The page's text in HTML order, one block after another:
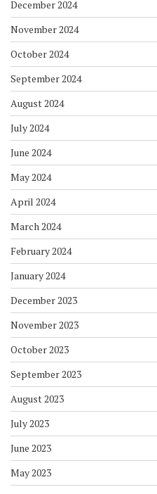
December 2024
November 2024
October 2024
September 2024
August 2024
July 2024
June 2024
May 2024
April 2024
March 2024
February 2024
January 2024
December 2023
November 2023
October 2023
September 2023
August 2023
July 2023
June 2023
May 2023